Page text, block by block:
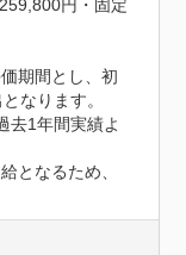
円・固定
期間とし、初
なります。
去1年間実績よ
となるため、